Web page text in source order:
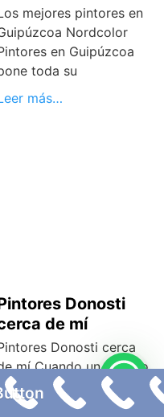
mejores pintores en
Nordcolor
en Guipúzcoa
toda su
más…
Donosti
de mí
Donosti cerca
mí Cuando un usuario
en Google
“pintores
Presupuesto gratis